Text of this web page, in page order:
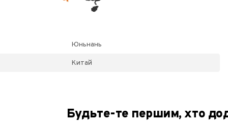
Юньнань
Китай
Будьте-те першим, хто